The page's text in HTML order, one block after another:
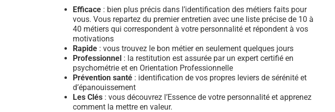
Efficace : bien plus précis dans l’identification des métiers faits pour
vous. Vous repartez du premier entretien avec une liste précise de 10 à
40 métiers qui correspondent à votre personnalité et répondent à vos
motivations
Rapide : vous trouvez le bon métier en seulement quelques jours
Professionnel : la restitution est assurée par un expert certifié en
psychométrie et en Orientation Professionnelle
Prévention santé : identification de vos propres leviers de sérénité et
d’épanouissement
Les Clés : vous découvrez l’Essence de votre personnalité et apprenez
comment la mettre en valeur.